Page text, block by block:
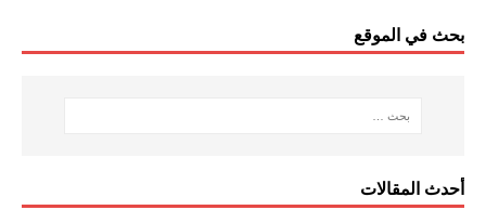
بحث في الموقع
أحدث المقالات